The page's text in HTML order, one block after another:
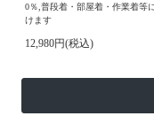
0％,普段着・部屋着・作業着等
けます
12,980円(税込)